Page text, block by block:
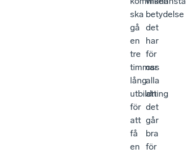
ska
gå
en
tre
timmar
lång
utbildning
för
att
få
en
betydelse
det
har
för
oss
alla
att
det
går
bra
för